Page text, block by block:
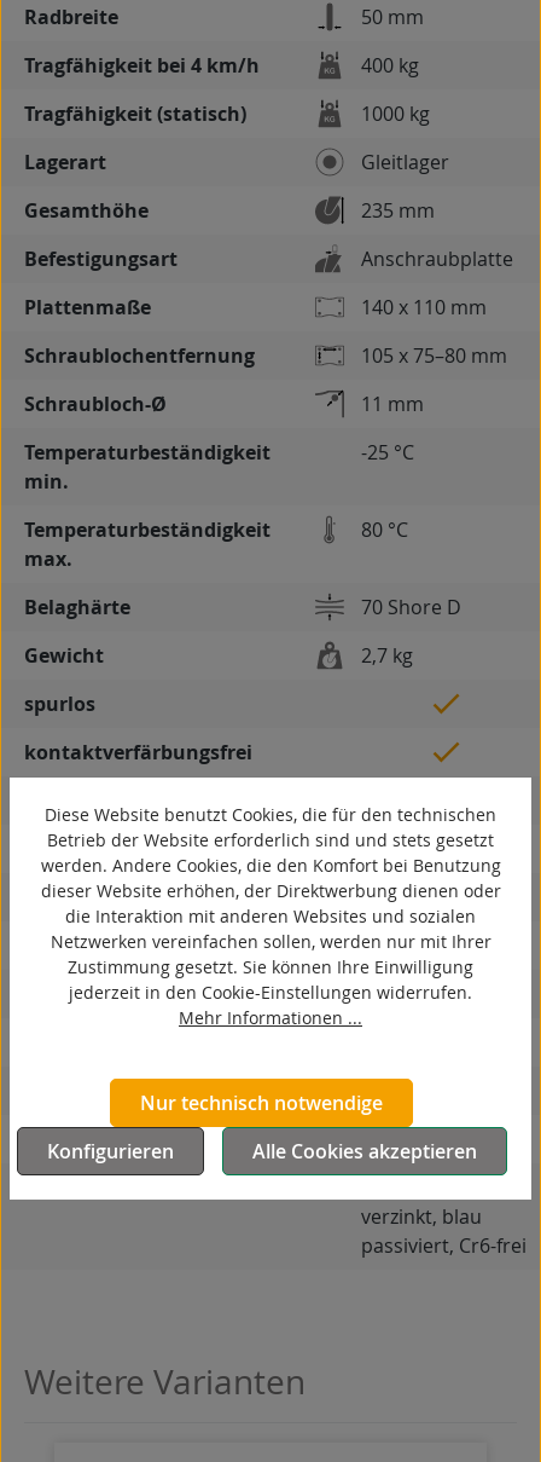
Radbreite
50 mm
Tragfähigkeit bei 4 km/h
400 kg
Tragfähigkeit (statisch)
1000 kg
Lagerart
Gleitlager
Gesamthöhe
235 mm
Befestigungsart
Anschraubplatte
Plattenmaße
140 x 110 mm
Schraublochentfernung
105 x 75–80 mm
Schraubloch-Ø
11 mm
Temperaturbeständigkeit
min.
-25 °C
Temperaturbeständigkeit
max.
80 °C
Belaghärte
70 Shore D
Gewicht
2,7 kg
spurlos
kontaktverfärbungsfrei
ESD
elektrisch leitfähig
korrosionsbeständig
hitzebeständig
Produkttyp
Bockrolle
Material Gehäuse
Stahlblech
verzinkt, blau
passiviert, Cr6-frei
Produktgalerie überspringen
Weitere Varianten
Diese Website benutzt Cookies, die für den technischen
Betrieb der Website erforderlich sind und stets gesetzt
werden. Andere Cookies, die den Komfort bei Benutzung
dieser Website erhöhen, der Direktwerbung dienen oder
die Interaktion mit anderen Websites und sozialen
Netzwerken vereinfachen sollen, werden nur mit Ihrer
Zustimmung gesetzt. Sie können Ihre Einwilligung
jederzeit in den Cookie-Einstellungen widerrufen.
Mehr Informationen ...
Nur technisch notwendige
Konfigurieren
Alle Cookies akzeptieren